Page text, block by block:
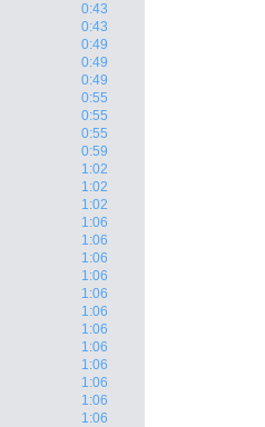
0:43
0:43
0:49
0:49
0:49
0:55
0:55
0:55
0:59
1:02
1:02
1:02
1:06
1:06
1:06
1:06
1:06
1:06
1:06
1:06
1:06
1:06
1:06
1:06